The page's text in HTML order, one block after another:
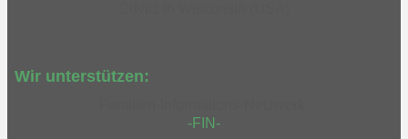
Wir unterstützen:
-FIN-